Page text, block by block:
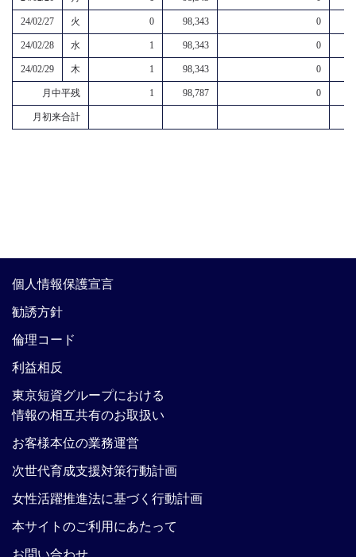
24/02/27 火 0 98,343 0
24/02/28 水 1 98,343 0
24/02/29 木 1 98,343 0
月中平残 1 98,787 0
月初来合計
個人情報保護宣言
勧誘方針
倫理コード
利益相反
東京短資グループにおける
情報の相互共有のお取扱い
お客様本位の業務運営
次世代育成支援対策行動計画
女性活躍推進法に基づく行動計画
本サイトのご利用にあたって
お問い合わせ